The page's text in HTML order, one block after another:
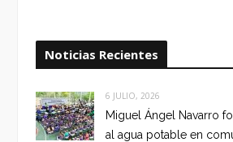
Noticias Recientes
6 JULIO, 2026
Miguel Ángel Navarro
al agua potable en